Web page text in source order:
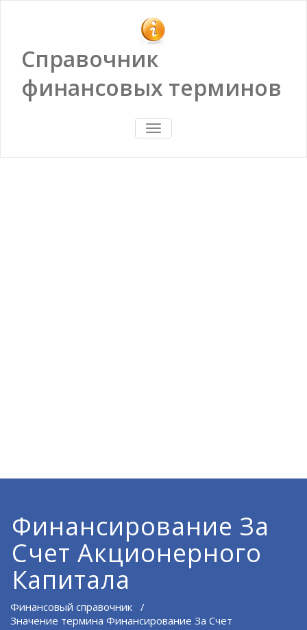
Справочник
финансовых терминов
ПОКАЗАТЬ/
СКРЫТЬ
Финансирование За
Счет Акционерного
Капитала
Финансовый справочник /
Значение термина Финансирование За Счет